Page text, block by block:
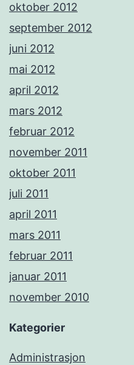
oktober 2012
september 2012
juni 2012
mai 2012
april 2012
mars 2012
februar 2012
november 2011
oktober 2011
juli 2011
april 2011
mars 2011
februar 2011
januar 2011
november 2010
Kategorier
Administrasjon